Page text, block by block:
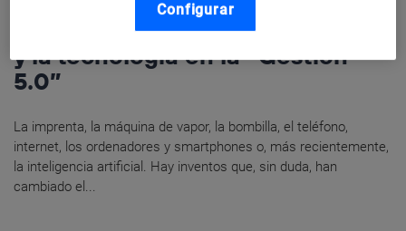
Cinco impulsos de la innovación
y la tecnología en la “Gestión
5.0”
La imprenta, la máquina de vapor, la bombilla, el teléfono,
internet, los ordenadores y smartphones o, más recientemente,
la inteligencia artificial. Hay inventos que, sin duda, han
cambiado el...
Configurar